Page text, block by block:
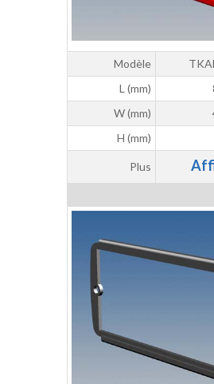
Modèle
L (mm)
W (mm)
H (mm)
Plus